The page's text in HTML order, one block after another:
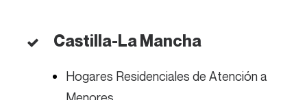
Castilla-La Mancha
Hogares Residenciales de Atención a